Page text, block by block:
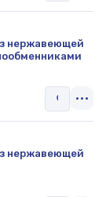
нержавеющей
нержавеющей